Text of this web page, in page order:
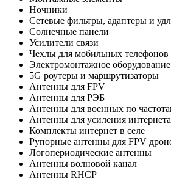
Ночники
Сетевые фильтры, адаптеры и
Солнечные панели
Усилители связи
Чехлы для мобильных телефонов
Электромонтажное оборудование
5G роутеры и маршрутизаторы
Антенны для FPV
Антенны для РЭБ
Антенны для военных по
Антенны для усиления интернета
Комплекты интернет в селе
Рупорные антенны для FPV
Логопериодические антенны
Антенны волновой канал
Антенны RHCP